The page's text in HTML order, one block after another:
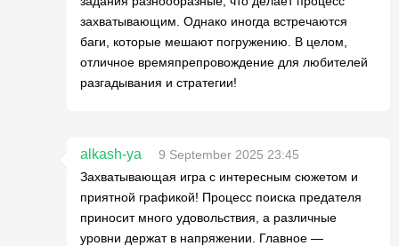
захватывающим. Однако иногда встречаются
баги, которые мешают погружению. В целом,
отличное времяпрепровождение для любителей
разгадывания и стратегии!
alkash-ya
9 September 2025 23:45
Захватывающая игра с интересным сюжетом и
приятной графикой! Процесс поиска предателя
приносит много удовольствия, а различные
уровни держат в напряжении. Главное —